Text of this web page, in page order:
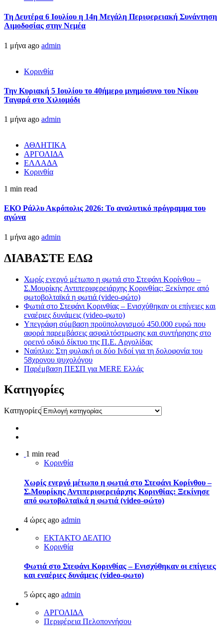
Τη Δευτέρα 6 Ιουλίου η 14η Μεγάλη Περιφερειακή Συνάντηση
Αιμοδοσίας στην Νεμέα
1 μήνα ago admin
Κορινθία
Την Κυριακή 5 Ιουλίου το 40ήμερο μνημόσυνο του Νίκου
Ταγαρά στο Χιλιομόδι
1 μήνα ago admin
ΑΘΛΗΤΙΚΑ
ΑΡΓΟΛΙΔΑ
ΕΛΛΑΔΑ
Κορινθία
1 min read
ΕΚΟ Ράλλυ Ακρόπολις 2026: Το αναλυτικό πρόγραμμα του
αγώνα
1 μήνα ago admin
ΔΙΑΒΑΣΤΕ ΕΔΩ
Χωρίς ενεργό μέτωπο η φωτιά στο Στεφάνι Κορίνθου –
Σ.Μουρίκης Αντιπεριφερειάρχης Κορινθίας: Ξεκίνησε από
φωτοβολταϊκά η φωτιά (video-φώτο)
Φωτιά στο Στεφάνι Κορινθίας – Ενισχύθηκαν οι επίγειες και
εναέριες δυνάμεις (video-φωτο)
Υπεγράφη σύμβαση προϋπολογισμού 450.000 ευρώ που
αφορά παρεμβάσεις ασφαλτόστρωσης και συντήρησης στο
ορεινό οδικό δίκτυο της Π.Ε. Αργολίδας
Ναύπλιο: Στη φυλακή οι δύο Ινδοί για τη δολοφονία του
58χρονου ψυχολόγου
Παρέμβαση ΠΕΣΠ για MERE Ελλάς
Kατηγορίες
Kατηγορίες
1 min read
Κορινθία
Χωρίς ενεργό μέτωπο η φωτιά στο Στεφάνι Κορίνθου –
Σ.Μουρίκης Αντιπεριφερειάρχης Κορινθίας: Ξεκίνησε
από φωτοβολταϊκά η φωτιά (video-φώτο)
4 ώρες ago admin
ΕΚΤΑΚΤΟ ΔΕΛΤΙΟ
Κορινθία
Φωτιά στο Στεφάνι Κορινθίας – Ενισχύθηκαν οι επίγειες
και εναέριες δυνάμεις (video-φωτο)
5 ώρες ago admin
ΑΡΓΟΛΙΔΑ
Περιφέρεια Πελοποννήσου